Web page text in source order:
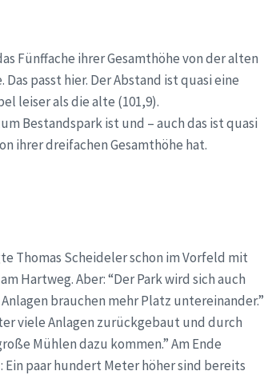
Fünffache ihrer Gesamthöhe von der alten
passt hier. Der Abstand ist quasi eine
leiser als die alte (101,9).
Bestandspark ist und – auch das ist quasi
ihrer dreifachen Gesamthöhe hat.
Thomas Scheideler schon im Vorfeld mit
Hartweg. Aber: “Der Park wird sich auch
brauchen mehr Platz untereinander.”
viele Anlagen zurückgebaut und durch
Mühlen dazu kommen.” Am Ende
Ein paar hundert Meter höher sind bereits